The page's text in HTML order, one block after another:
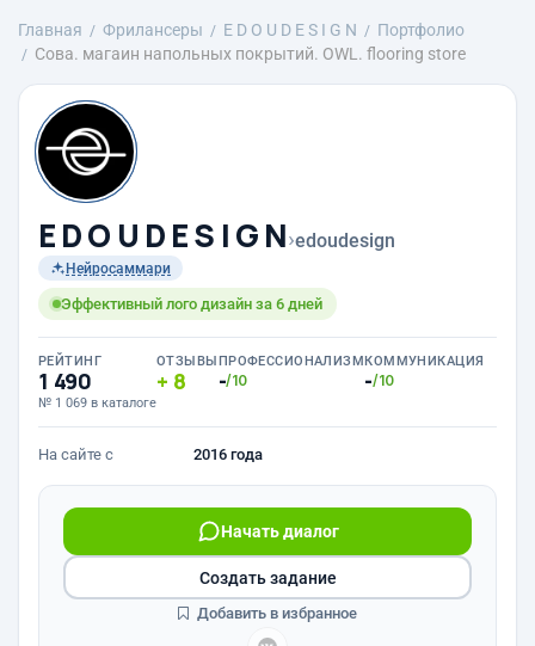
Главная Фрилансеры E D O U D E S I G N
Портфолио
Сова. магаин напольных покрытий. OWL. flooring store
E D O U D E S I G N›edoudesign
Нейросаммари
Эффективный лого дизайн за 6 дней
РЕЙТИНГ
1 490
№ 1 069 в каталоге
ОТЗЫВЫ
8
ПРОФЕССИОНАЛИЗМ
-/10
КОММУНИКАЦИЯ
-/10
На сайте с 2016 года
Начать диалог
Создать задание
Добавить в избранное